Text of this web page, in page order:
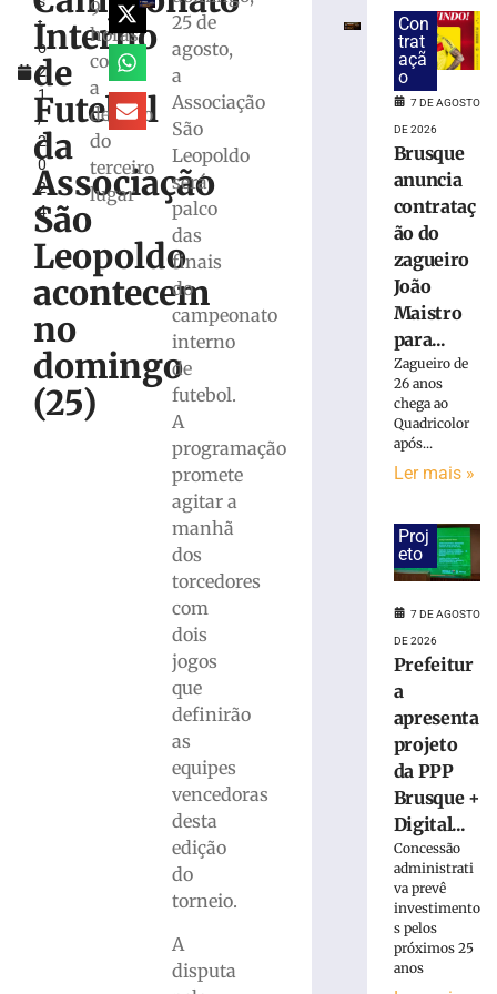
t
o
2
1
,
2
0
2
4
Interno
de
Futebol
da
Associação
São
Leopoldo
acontecem
no
domingo
(25)
9
horas
com
a
decisão
do
terceiro
lugar
25 de
agosto,
a
Associação
São
Leopoldo
será
palco
das
finais
do
campeonato
interno
de
futebol.
A
programação
promete
agitar a
manhã
dos
torcedores
com
dois
jogos
que
definirão
as
equipes
vencedoras
desta
edição
do
torneio.
A
disputa
zagueiro
Maistro
ABEL
Estadual
Bruscão
trabalha
organização
defensiva
Con
trat
açã
o
7 DE AGOSTO
DE 2026
Brusque
anuncia
contrataç
ão do
zagueiro
João
Maistro
para...
Zagueiro de
26 anos
chega ao
Quadricolor
após...
Ler mais »
Proj
eto
7 DE AGOSTO
DE 2026
Prefeitur
a
apresenta
projeto
da PPP
Brusque +
Digital...
Concessão
administrati
va prevê
investimento
s pelos
próximos 25
anos